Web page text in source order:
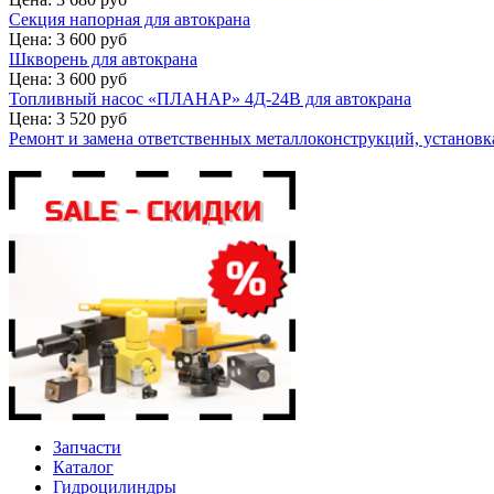
Секция напорная для автокрана
Цена: 3 600 руб
Шкворень для автокрана
Цена: 3 600 руб
Топливный насос «ПЛАНАР» 4Д-24В для автокрана
Цена: 3 520 руб
Ремонт и замена ответственных металлоконструкций,
Запчасти
Каталог
Гидроцилиндры